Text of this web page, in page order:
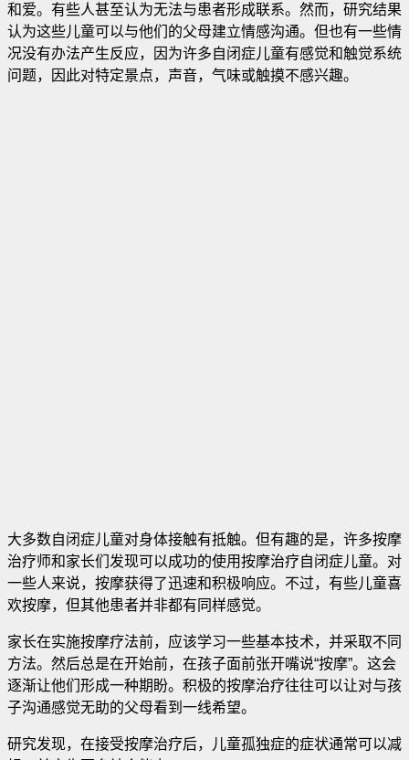
和爱。有些人甚至认为无法与患者形成联系。然而，研究结果
认为这些儿童可以与他们的父母建立情感沟通。但也有一些情
况没有办法产生反应，因为许多自闭症儿童有感觉和触觉系统
问题，因此对特定景点，声音，气味或触摸不感兴趣。
大多数自闭症儿童对身体接触有抵触。但有趣的是，许多按摩
治疗师和家长们发现可以成功的使用按摩治疗自闭症儿童。对
一些人来说，按摩获得了迅速和积极响应。不过，有些儿童喜
欢按摩，但其他患者并非都有同样感觉。
家长在实施按摩疗法前，应该学习一些基本技术，并采取不同
方法。然后总是在开始前，在孩子面前张开嘴说“按摩”。这会
逐渐让他们形成一种期盼。积极的按摩治疗往往可以让对与孩
子沟通感觉无助的父母看到一线希望。
研究发现，在接受按摩治疗后，儿童孤独症的症状通常可以减